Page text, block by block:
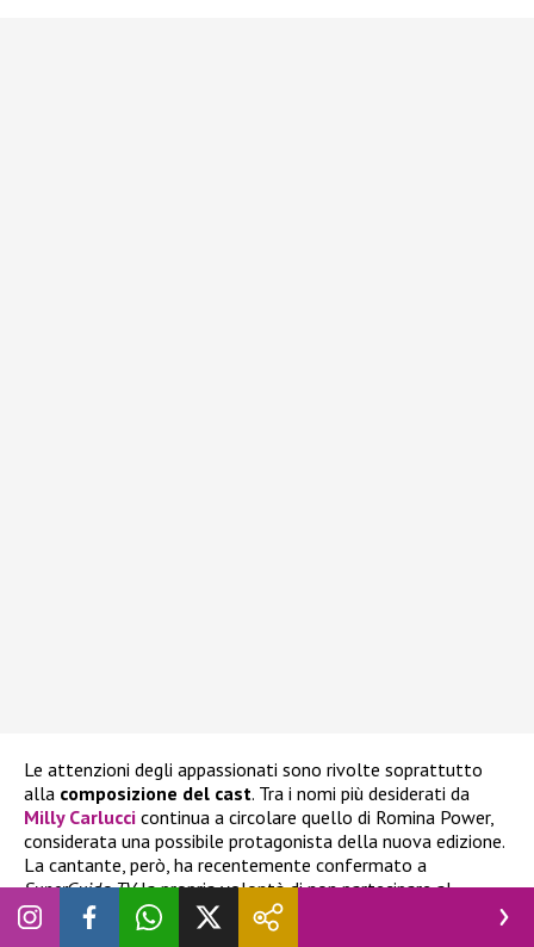
Le attenzioni degli appassionati sono rivolte soprattutto
alla composizione del cast. Tra i nomi più desiderati da
Milly Carlucci continua a circolare quello di Romina Power,
considerata una possibile protagonista della nuova edizione.
La cantante, però, ha recentemente confermato a
SuperGuida TVla propria volontà di non partecipare al
programma, spegnendo così le aspettative di chi sperava di
vederla affrontare la sfida sulla pista da ballo. Francesca